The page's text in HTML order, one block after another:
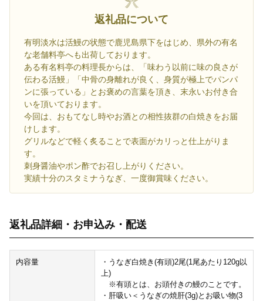
返礼品について
有明淡水は活鰻の状態で鹿児島県下をはじめ、県外の有名
な老舗料亭へも出荷しております。
ある有名料亭の料理長からは、「味わう以前に味の良さが
伝わる活鰻」「中骨の身離れが良く、身質が極上でパンパ
ンに張っている」とお褒めの言葉を頂き、末永いお付き合
いを頂いております。
今回は、おもてなし時やお酒との相性抜群の白焼きをお届
けします。
グリルなどで軽く炙ることで表面がカリっと仕上がりま
す。
刺身醤油やポン酢でお召し上がりください。
実績十分のスタミナうなぎ、一度御賞味ください。
返礼品詳細・お申込み・配送
内容量
・うなぎ白焼き(有頭)2尾(1尾あたり120g以
上)
※有頭とは、お頭付きの鰻のことです。
・肝吸い＜うなぎの焼肝(3g)とお吸い物(3